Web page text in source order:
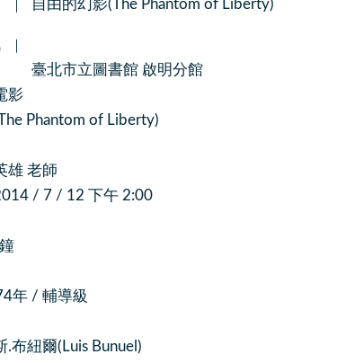
自由的幻影(The Phantom of Liberty)
臺北市立圖書館 啟明分館
影
Phantom of Liberty)
雄 老師
/ 7 / 12 下午 2:00
年 / 輔導級
.布紐爾(Luis Bunuel)